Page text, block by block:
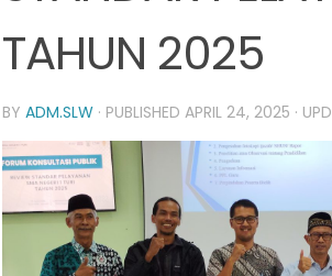
TAHUN 2025
BY ADM.SLW · PUBLISHED APRIL 24, 2025 ·